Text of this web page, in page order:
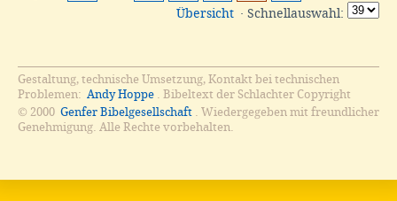
Übersicht · Schnellauswahl:
Gestaltung, technische Umsetzung, Kontakt bei technischen
Problemen: Andy Hoppe
. Bibeltext der Schlachter Copyright
© 2000 Genfer Bibelgesellschaft
. Wiedergegeben mit freundlicher
Genehmigung. Alle Rechte vorbehalten.